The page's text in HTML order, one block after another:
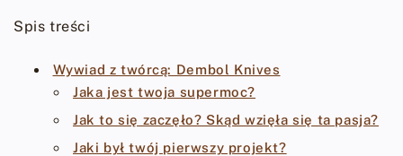
Spis treści
Wywiad z twórcą: Dembol Knives
Jaka jest twoja supermoc?
Jak to się zaczęło? Skąd wzięła się ta pasja?
Jaki był twój pierwszy projekt?